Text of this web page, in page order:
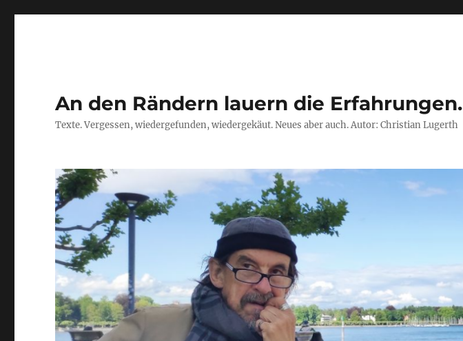
An den Rändern lauern die Erfahrungen.
Texte. Vergessen, wiedergefunden, wiedergekäut. Neues aber auch. Autor: Christian Lugerth